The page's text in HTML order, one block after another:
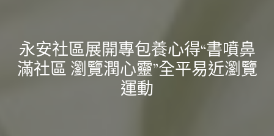
永安社區展開專包養心得“書噴鼻
滿社區 瀏覽潤心靈”全平易近瀏覽
運動